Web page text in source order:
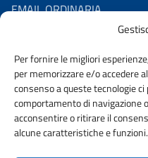
Per fornire le migliori
per memorizzare e/o accedere
consenso a queste tecnologie
comportamento di navigazione
acconsentire o ritirare il
alcune caratteristiche e funzioni.
EMAIL ORDINARIA
AMMINISTRAZIONE